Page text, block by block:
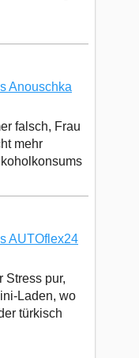
Anouschka
falsch, Frau
mehr
AUTOflex24
Stress pur,
Laden, wo
türkisch